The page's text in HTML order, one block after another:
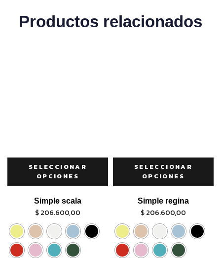
Productos relacionados
SELECCIONAR
OPCIONES
Simple scala
$206.600,00
SELECCIONAR
OPCIONES
Simple regina
$206.600,00